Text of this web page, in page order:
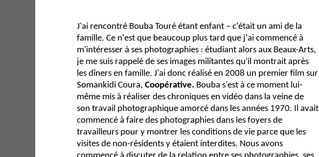
J'ai rencontré Bouba Touré étant enfant – c'était un ami de la
famille. Ce n'est que beaucoup plus tard que j'ai commencé à
m'intéresser à ses photographies : étudiant alors aux Beaux-Arts,
je me suis rappelé de ses images militantes qu'il montrait après
les dîners en famille. J'ai donc réalisé en 2008 un premier film sur
Somankidi Coura, Coopérative. Bouba s'est à ce moment lui-
même mis à réaliser des chroniques en vidéo dans la veine de
son travail photographique amorcé dans les années 1970. Il avait
commencé à faire des photographies dans les foyers de
travailleurs pour y montrer les conditions de vie parce que les
visites de non-résidents y étaient interdites. Nous avons